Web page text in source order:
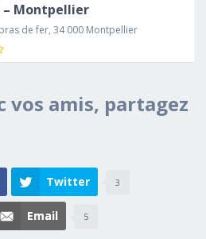
– Montpellier
de fer, 34 000 Montpellier
vos amis, partagez
Twitter 3
Email 5